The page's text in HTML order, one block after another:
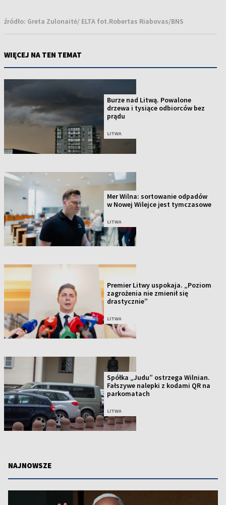
źródło: Greta Zulonaitė/ ELTA fot.Robertas Riabovas/BNS
WIĘCEJ NA TEN TEMAT
Burze nad Litwą. Powalone
drzewa i tysiące odbiorców bez
prądu
LITWA
Mer Wilna: sortowanie odpadów
w Nowej Wilejce jest tymczasowe
LITWA
Premier Litwy uspokaja. „Poziom
zagrożenia nie zmienił się
drastycznie”
LITWA
Spółka „Judu” ostrzega Wilnian.
Fałszywe nalepki z kodami QR na
parkomatach
LITWA
NAJNOWSZE